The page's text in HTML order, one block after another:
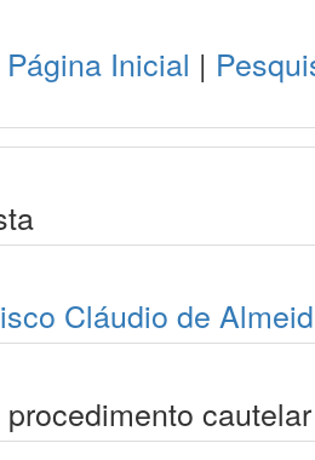
Página Inicial |
Cláudio de
cautelar